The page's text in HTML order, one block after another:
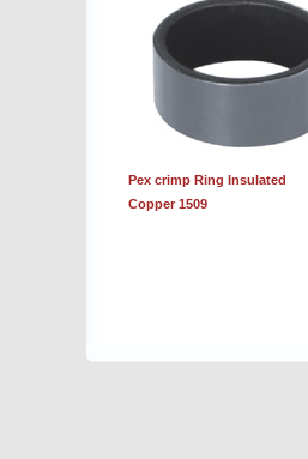
Pex crimp Ring Insulated
Copper 1509